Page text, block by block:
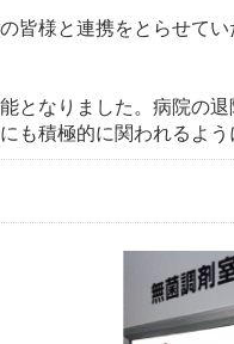
皆様と連携をとらせて
となりました。病院の
も積極的に関われるよう